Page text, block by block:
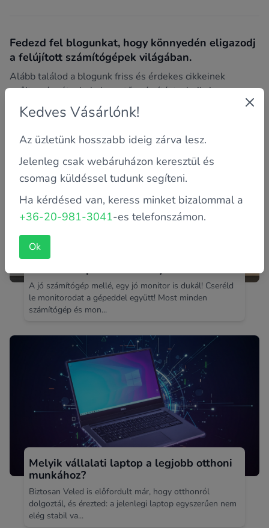
Fedezd fel blogunkat, hogy könnyedén eligazodj
a felújított számítógépek világában.
Alább találod a blogunk friss és érdekes cikkeinek
gyűjteményét, ahol alapvető számítástechnikai
trükkökkel, tippekkel, útmutatókkal, hibaelhárítással és
sok más izgalmas témával foglalkozunk.
A jó számítógép mellé, egy jó monitor is dukál! Cseréld
le monitorodat a gépeddel együtt! Most minden
számítógép és mon...
Melyik vállalati laptop a legjobb otthoni
munkához?
Biztosan Veled is előfordult már, hogy otthonról
dolgoztál, és érezted: a jelenlegi laptop egyszerűen nem
elég stabil va...
Kedves Vásárlónk!
Az üzletünk hosszabb ideig zárva lesz.
Jelenleg csak webáruházon keresztül és
csomag küldéssel tudunk segíteni.
Ha kérdésed van, keress minket bizalommal a
+36-20-981-3041-es telefonszámon.
Ok